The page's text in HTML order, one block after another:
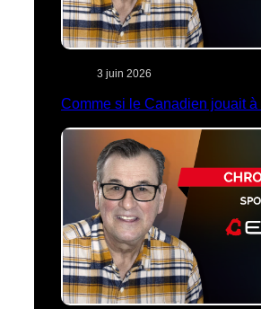
3 juin 2026
Comme si le Canadien jouait à